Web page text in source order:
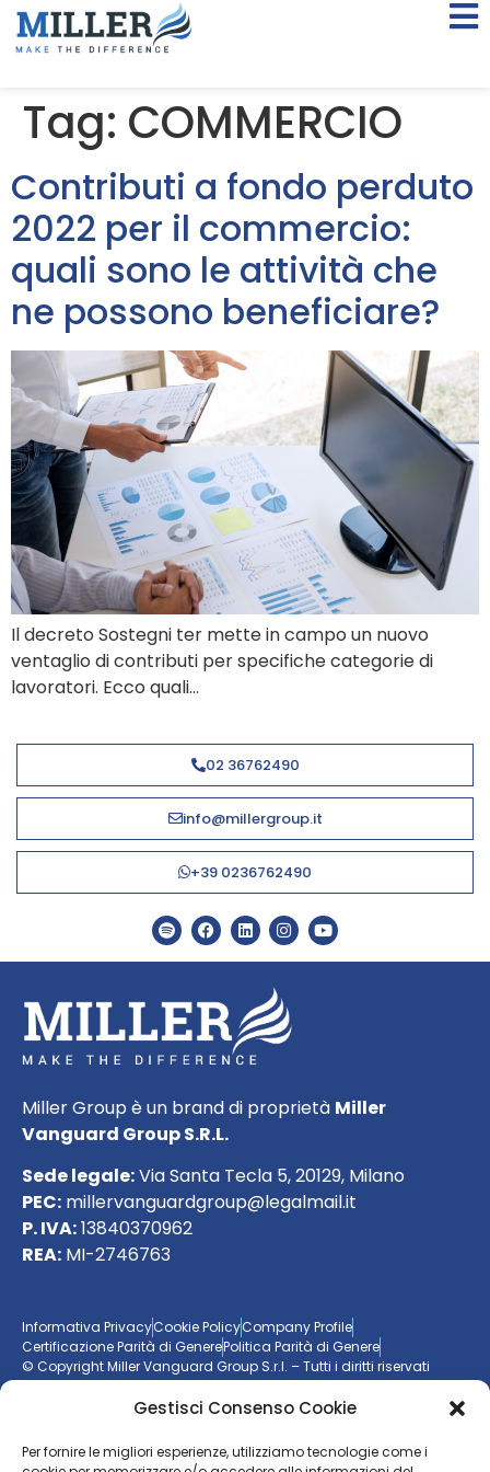
Gestisci Consenso Cookie
Per fornire le migliori esperienze, utilizziamo tecnologie come i
Tag: COMMERCIO
Contributi a fondo perduto
2022 per il commercio:
quali sono le attività che
ne possono beneficiare?
Il decreto Sostegni ter mette in campo un nuovo
ventaglio di contributi per specifiche categorie di
lavoratori. Ecco quali…
02 36762490
info@millergroup.it
+39 0236762490
Miller Group è un brand di proprietà Miller
Vanguard Group S.R.L.
Sede legale:Via Santa Tecla 5, 20129, Milano
PEC: millervanguardgroup@legalmail.it
P. IVA:13840370962
REA: MI-2746763
Informativa PrivacyCookie PolicyCompany Profile
Certificazione Parità di GenerePolitica Parità di Genere
© Copyright Miller Vanguard Group S.r.l. – Tutti i diritti riservati
Vuoi essere aggiornato sul mondo delle imprese?